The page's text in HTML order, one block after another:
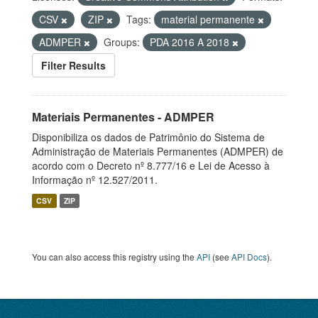
CSV
ZIP Tags:
material permanente
ADMPER
Groups:
PDA 2016 A 2018
Filter Results
Materiais Permanentes - ADMPER
Disponibiliza os dados de Patrimônio do Sistema de
Administração de Materiais Permanentes (ADMPER) de
acordo com o Decreto nº 8.777/16 e Lei de Acesso à
Informação nº 12.527/2011.
CSV ZIP
You can also access this registry using the API (see API Docs).